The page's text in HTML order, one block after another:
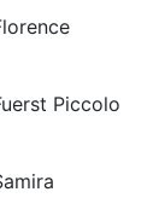
Piccolo